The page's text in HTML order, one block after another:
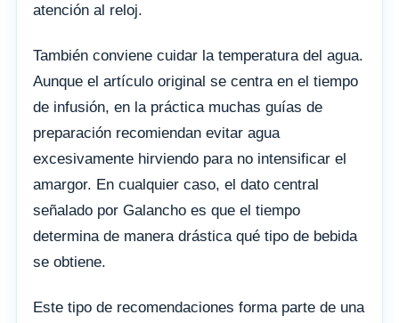
atención al reloj.
También conviene cuidar la temperatura del agua.
Aunque el artículo original se centra en el tiempo
de infusión, en la práctica muchas guías de
preparación recomiendan evitar agua
excesivamente hirviendo para no intensificar el
amargor. En cualquier caso, el dato central
señalado por Galancho es que el tiempo
determina de manera drástica qué tipo de bebida
se obtiene.
Este tipo de recomendaciones forma parte de una